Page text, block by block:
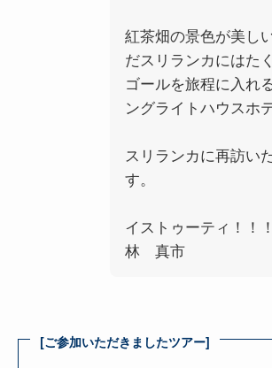
紅茶畑の景色が美し
だスリランカにはた
ゴールを旅程に入れ
ングライトハウスホ
スリランカに再訪い
す。
イストゥーティ！！！
林 真市
[ご参加いただきましたツアー]